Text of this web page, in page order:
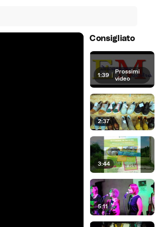
Consigliato
1:39 | Prossimi
video
2:37
3:44
5:11